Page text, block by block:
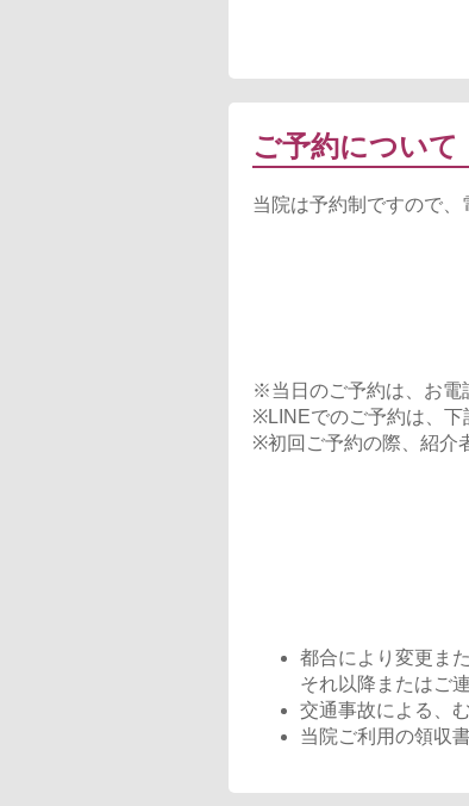
ご予約について
当院は予約制ですので、
※当日のご予約は、お電
※LINEでのご予約は、下
※初回ご予約の際、紹介
都合により変更ま
それ以降またはご
交通事故による、
当院ご利用の領収